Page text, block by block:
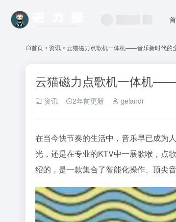
首页 • 资讯 • 云猫磁力点歌机一体机——音乐新时代的
云猫磁力点歌机一体机
资讯 2年前更新 gelandi
在当今快节奏的生活中，音乐早已成为
光，还是在专业的KTV中一展歌喉，点
绍的，是一款集合了智能化操作、顶尖